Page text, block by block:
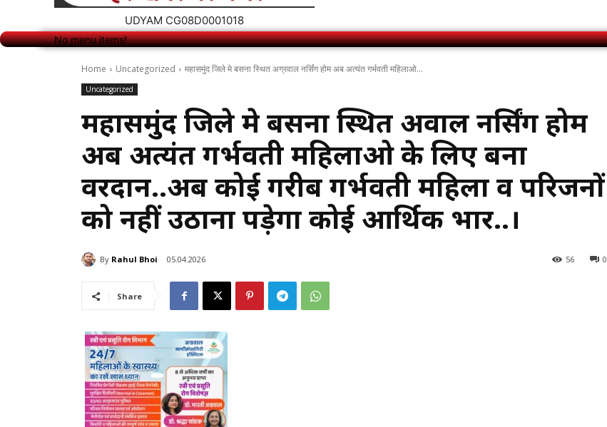
UDYAM CG08D0001018
No menu items!
Home Uncategorized महासमुंद जिले मे बसना स्थित अग्रवाल नर्सिंग होम अब अत्यंत गर्भवती महिलाओ...
Uncategorized
महासमुंद जिले मे बसना स्थित अग्रवाल नर्सिंग होम
अब अत्यंत गर्भवती महिलाओ के लिए बना
वरदान..अब कोई गरीब गर्भवती महिला व परिजनों
को नहीं उठाना पड़ेगा कोई आर्थिक भार..।
By Rahul Bhoi 05.04.2026 0
56
Share